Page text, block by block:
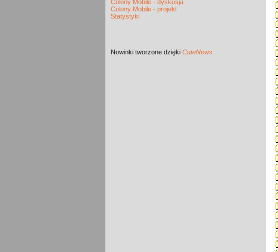
Colony Mobile - dyskusja
Colony Mobile - projekt
Statystyki
Nowinki tworzone dzięki CuteNews